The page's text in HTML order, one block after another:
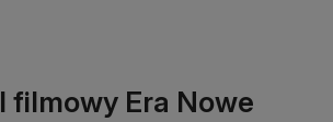
filmowy Era Nowe